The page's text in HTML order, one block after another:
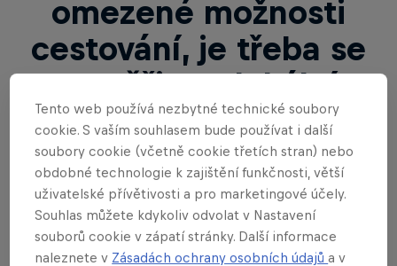
omezené možnosti
cestování, je třeba se
zaměřit na lokální
projekty a mě ležel
Grand canyon du
Verdon v hlavě už
nějaký čas.
Tento web používá nezbytné technické soubory
cookie. S vaším souhlasem bude používat i další
soubory cookie (včetně cookie třetích stran) nebo
obdobné technologie k zajištění funkčnosti, větší
uživatelské přívětivosti a pro marketingové účely.
Souhlas můžete kdykoliv odvolat v Nastavení
souborů cookie v zápatí stránky. Další informace
naleznete v Zásadách ochrany osobních údajůa v